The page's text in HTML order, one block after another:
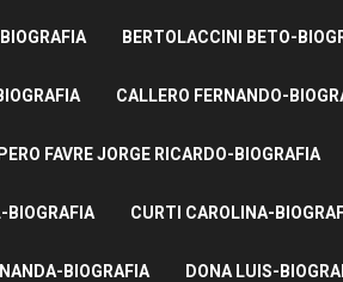
BERTOLACCINI BETO-
CALLERO FERNANDO-
FAVRE JORGE RICARDO-BIOGRAFIA
BIOGRAFIA CURTI CAROLINA-
BIOGRAFIA DONA LUIS-